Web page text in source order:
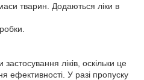
тварин. Додаються ліки в
ліків, оскільки це
ефективності. У разі пропуску